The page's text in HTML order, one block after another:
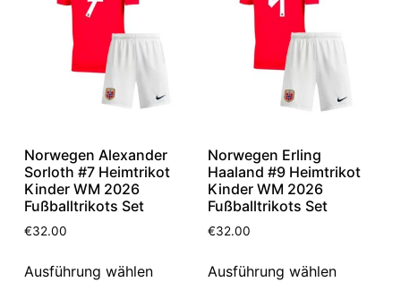
Norwegen Alexander
Sorloth #7 Heimtrikot
Kinder WM 2026
Fußballtrikots Set
€32.00
Ausführung wählen
Norwegen Erling
Haaland #9 Heimtrikot
Kinder WM 2026
Fußballtrikots Set
€32.00
Ausführung wählen